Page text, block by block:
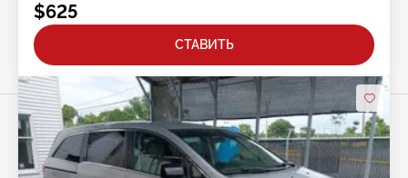
$625
СТАВИТЬ